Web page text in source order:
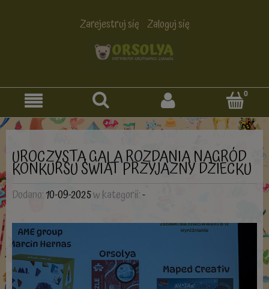
Zarejestruj się Zaloguj się
UROCZYSTA GALA ROZDANIA NAGRÓD
KONKURSU ŚWIAT PRZYJAZNY DZIECKU
Dodano:10-09-2025w kategorii:-